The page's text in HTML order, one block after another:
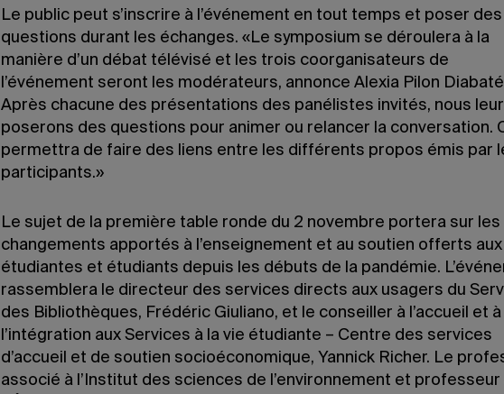
Le public peut s’inscrire à l’événement en tout temps et poser des
questions durant les échanges. «Le symposium se déroulera à la
manière d’un débat télévisé et les trois coorganisateurs de
l’événement seront les modérateurs, annonce Alexia Pilon
Après chacune des présentations des panélistes invités, nous leur
poserons des questions pour animer ou relancer la conversation.
permettra de faire des liens entre les différents propos émis par
participants.»
Le sujet de la première table ronde du 2 novembre portera sur les
changements apportés à l’enseignement et au soutien offerts aux
étudiantes et étudiants depuis les débuts de la pandémie.
rassemblera le directeur des services directs aux usagers du
des Bibliothèques, Frédéric Giuliano, et le conseiller à l’accueil et à
l’intégration aux Services à la vie étudiante – Centre des services
d’accueil et de soutien socioéconomique, Yannick Richer. Le
associé à l’Institut des sciences de l’environnement et professeur